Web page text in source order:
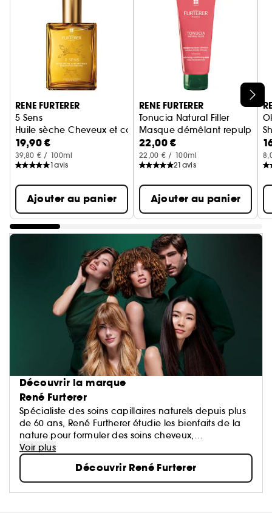
Ignorer le carrousel produits
RENE FURTERER
5 Sens
Huile sèche Cheveux et corps sublimatrice
19,90 €
39,80 € / 100ml
1avis
Ajouter au panier
RENE FURTERER
Tonucia Natural Filler
Masque démêlant repulpant
22,00 €
22,00 € / 100ml
21 avis
Ajouter au panier
Découvrir la marque
René Furterer
Spécialiste des soins capillaires naturels depuis plus
de 60 ans, René Furtherer étudie les bienfaits de la
nature pour formuler des soins cheveux,
shampoings, après-shampoings et masques qui ont
pour objectif de sublimer vos cheveux.
Voir plus
Découvrir René Furterer